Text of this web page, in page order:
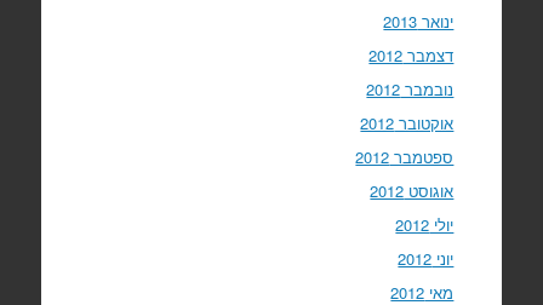
ינואר 2013
דצמבר 2012
נובמבר 2012
אוקטובר 2012
ספטמבר 2012
אוגוסט 2012
יולי 2012
יוני 2012
מאי 2012